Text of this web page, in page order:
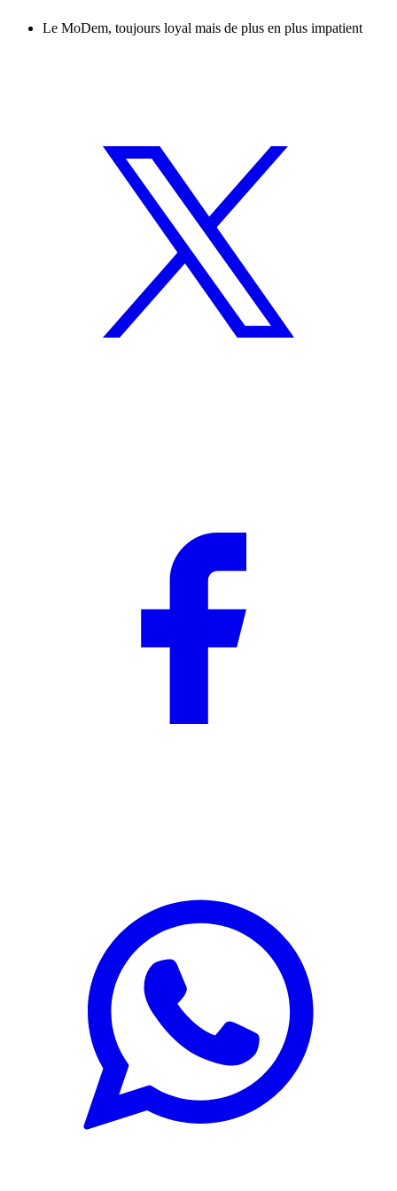
Le MoDem, toujours loyal mais de plus en plus impatient